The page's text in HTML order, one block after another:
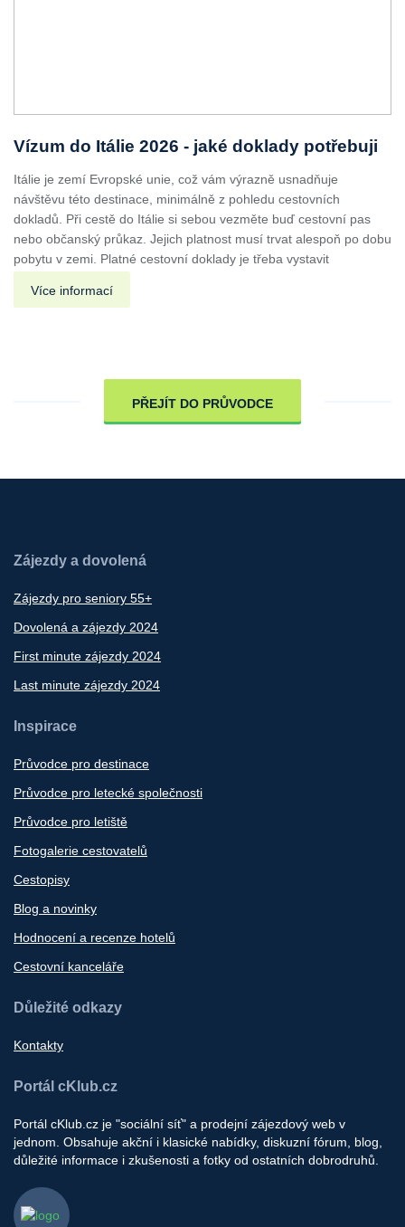
Vízum do Itálie 2026 - jaké doklady potřebuji
Itálie je zemí Evropské unie, což vám výrazně usnadňuje
návštěvu této destinace, minimálně z pohledu cestovních
dokladů. Při cestě do Itálie si sebou vezměte buď cestovní pas
nebo občanský průkaz. Jejich platnost musí trvat alespoň po dobu
pobytu v zemi. Platné cestovní doklady je třeba vystavit
Více informací
PŘEJÍT DO PRŮVODCE
Zájezdy a dovolená
Zájezdy pro seniory 55+
Dovolená a zájezdy 2024
First minute zájezdy 2024
Last minute zájezdy 2024
Inspirace
Průvodce pro destinace
Průvodce pro letecké společnosti
Průvodce pro letiště
Fotogalerie cestovatelů
Cestopisy
Blog a novinky
Hodnocení a recenze hotelů
Cestovní kanceláře
Důležité odkazy
Kontakty
Portál cKlub.cz
Portál cKlub.cz je "sociální síť" a prodejní zájezdový web v
jednom. Obsahuje akční i klasické nabídky, diskuzní fórum, blog,
důležité informace i zkušenosti a fotky od ostatních dobrodruhů.